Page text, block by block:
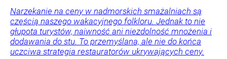
Narzekanie na ceny w nadmorskich smażalniach są
częścią naszego wakacyjnego folkloru. Jednak to nie
głupota turystów, naiwność ani niezdolność mnożenia i
dodawania do stu. To przemyślana, ale nie do końca
uczciwa strategia restauratorów ukrywających ceny.